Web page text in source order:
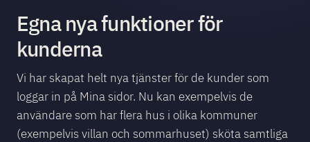
Egna nya funktioner för
kunderna
Vi har skapat helt nya tjänster för de kunder som
loggar in på Mina sidor. Nu kan exempelvis de
användare som har flera hus i olika kommuner
(exempelvis villan och sommarhuset) sköta samtliga